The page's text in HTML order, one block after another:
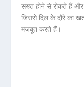
सख्त होने से रोकते हैं
जिससे दिल के दौरे का
मजबूत करते हैं।